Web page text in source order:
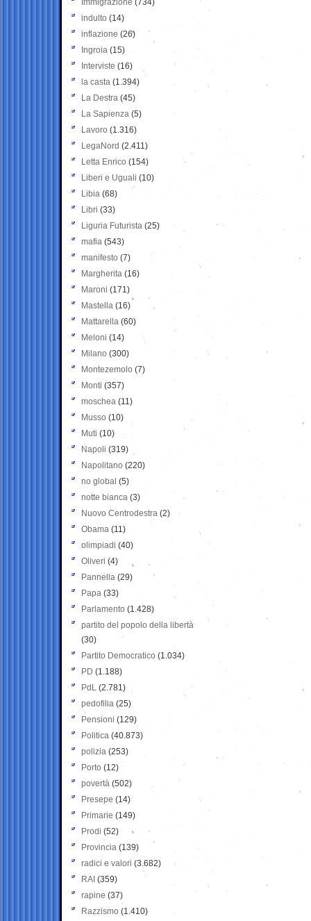
Immigrazione (734)
indulto (14)
inflazione (26)
Ingroia (15)
Interviste (16)
la casta (1.394)
La Destra (45)
La Sapienza (5)
Lavoro (1.316)
LegaNord (2.411)
Letta Enrico (154)
Liberi e Uguali (10)
Libia (68)
Libri (33)
Liguria Futurista (25)
mafia (543)
manifesto (7)
Margherita (16)
Maroni (171)
Mastella (16)
Mattarella (60)
Meloni (14)
Milano (300)
Montezemolo (7)
Monti (357)
moschea (11)
Musso (10)
Muti (10)
Napoli (319)
Napolitano (220)
no global (5)
notte bianca (3)
Nuovo Centrodestra (2)
Obama (11)
olimpiadi (40)
Oliveri (4)
Pannella (29)
Papa (33)
Parlamento (1.428)
partito del popolo della libertà
(30)
Partito Democratico (1.034)
PD (1.188)
PdL (2.781)
pedofilia (25)
Pensioni (129)
Politica (40.873)
polizia (253)
Porto (12)
povertà (502)
Presepe (14)
Primarie (149)
Prodi (52)
Provincia (139)
radici e valori (3.682)
RAI (359)
rapine (37)
Razzismo (1.410)